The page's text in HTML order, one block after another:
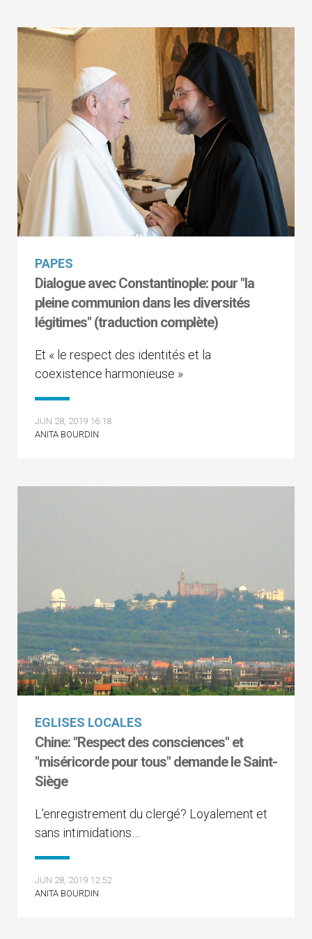
PAPES
Dialogue avec Constantinople: pour "la
pleine communion dans les diversités
légitimes" (traduction complète)
Et « le respect des identités et la
coexistence harmonieuse »
JUN 28, 2019 16:18
ANITA BOURDIN
EGLISES LOCALES
Chine: "Respect des consciences" et
"miséricorde pour tous" demande le Saint-
Siège
L’enregistrement du clergé? Loyalement et
sans intimidations…
JUN 28, 2019 12:52
ANITA BOURDIN